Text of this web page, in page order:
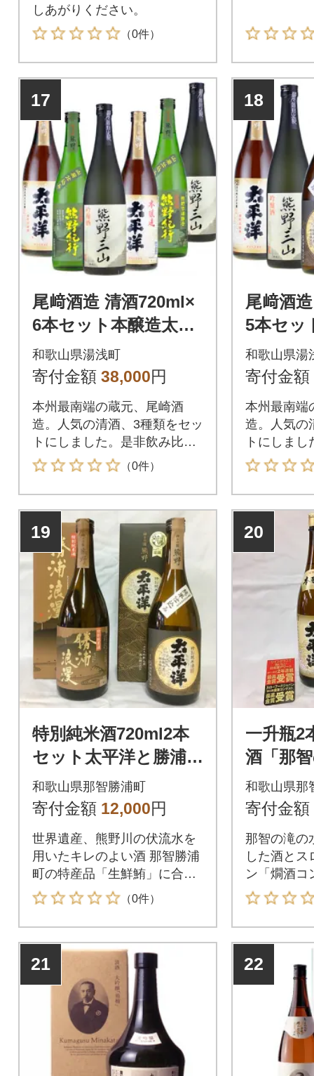
しあがりください。
（0件）
17
尾﨑酒造 清酒720ml×
6本セット本醸造太平
洋/熊野三山/熊野紀行
(C012)
和歌山県湯浅町
寄付金額 38,000円
本州最南端の蔵元、尾崎酒
造。人気の清酒、3種類をセッ
トにしました。是非飲み比べ
てください。
（0件）
18
尾﨑酒
5本セッ
洋/熊野
特別純
和歌山県湯
寄付金額
本州最南端
造。人気の
トにしま
てください
19
特別純米酒720ml2本
セット太平洋と勝浦浪
漫
和歌山県那智勝浦町
寄付金額 12,000円
世界遺産、熊野川の伏流水を
用いたキレのよい酒 那智勝浦
町の特産品「生鮮鮪」に合う
特別純米酒
（0件）
20
一升瓶2
酒「那
造酒「
和歌山県那
寄付金額
那智の滝の
した酒とス
ン「燗酒コ
高金賞受賞
21 22